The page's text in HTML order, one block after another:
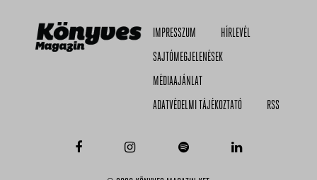
IMPRESSZUM
HÍRLEVÉL
SAJTÓMEGJELENÉSEK
MÉDIAAJÁNLAT
ADATVÉDELMI TÁJÉKOZTATÓ
RSS